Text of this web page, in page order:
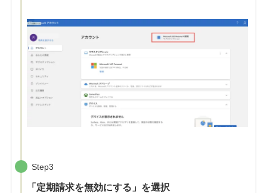
Step3
「定期請求を無効にする」を選択